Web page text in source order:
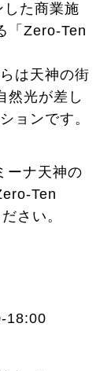
た商業施
「Zero-Ten
は天神の街
然光が差し
ョンです。
ーナ天神の
Ten
さい。